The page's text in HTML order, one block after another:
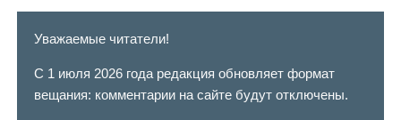
Уважаемые читатели!
С 1 июля 2026 года редакция обновляет формат
вещания: комментарии на сайте будут отключены.